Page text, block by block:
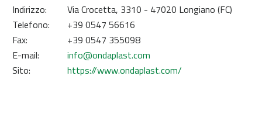
Indirizzo:
Via Crocetta, 3310 - 47020 Longiano (FC)
Telefono:
+39 0547 56616
Fax:
+39 0547 355098
E-mail:
info@ondaplast.com
Sito:
https://www.ondaplast.com/